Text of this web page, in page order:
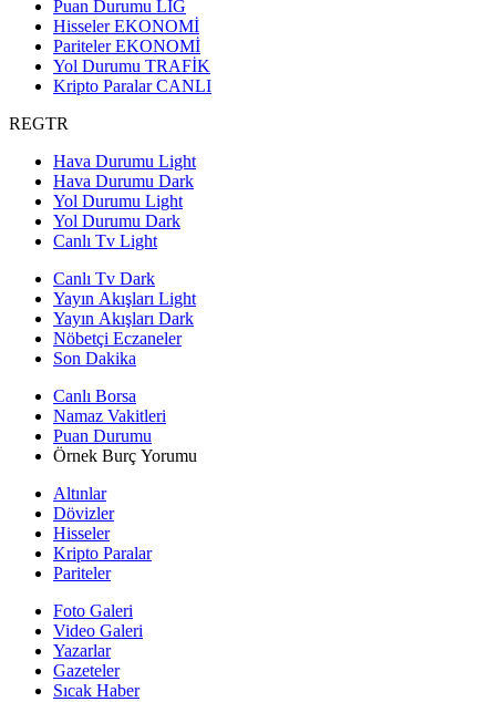
Puan Durumu LİG
HisselerEKONOMİ
ParitelerEKONOMİ
Yol Durumu TRAFİK
Kripto ParalarCANLI
REGTR
Hava Durumu Light
Hava Durumu Dark
Yol Durumu Light
Yol Durumu Dark
Canlı Tv Light
Canlı Tv Dark
Yayın Akışları Light
Yayın Akışları Dark
Nöbetçi Eczaneler
Son Dakika
Canlı Borsa
Namaz Vakitleri
Puan Durumu
Örnek Burç Yorumu
Altınlar
Dövizler
Hisseler
Kripto Paralar
Pariteler
Foto Galeri
Video Galeri
Yazarlar
Gazeteler
Sıcak Haber